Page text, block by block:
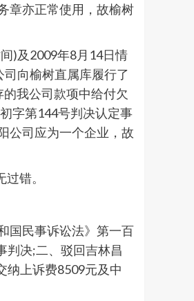
章亦正常使用，故榆树
)及2009年8月14日情
向榆树直属库履行了
我公司款项中给付欠
字第144号判决认定事
公司应为一个企业，故
错。
国民事诉讼法》第一百
判决;二、驳回吉林昌
纳上诉费8509元及中